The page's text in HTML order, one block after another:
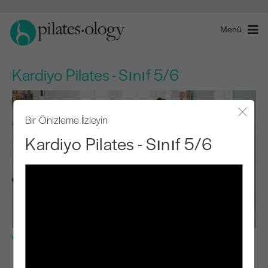
Menü
Kardiyo Pilates - Sınıf 5/6
Bir Önizleme İzleyin
Kardiyo Pilates - Sınıf 5/6